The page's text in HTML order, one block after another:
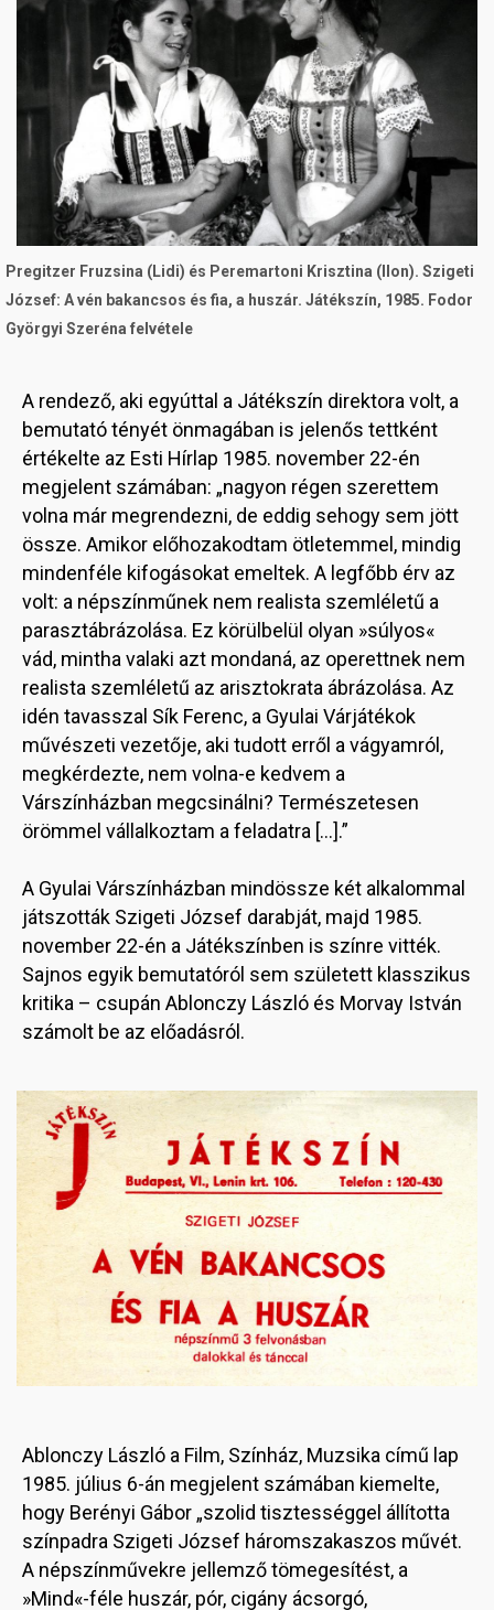
Pregitzer Fruzsina (Lidi) és Peremartoni Krisztina (Ilon). Szigeti
József: A vén bakancsos és fia, a huszár. Játékszín, 1985. Fodor
Györgyi Szeréna felvétele
A rendező, aki egyúttal a Játékszín direktora volt, a
bemutató tényét önmagában is jelenős tettként
értékelte az Esti Hírlap 1985. november 22-én
megjelent számában: „nagyon régen szerettem
volna már megrendezni, de eddig sehogy sem jött
össze. Amikor előhozakodtam ötletemmel, mindig
mindenféle kifogásokat emeltek. A legfőbb érv az
volt: a népszínműnek nem realista szemléletű a
parasztábrázolása. Ez körülbelül olyan »súlyos«
vád, mintha valaki azt mondaná, az operettnek nem
realista szemléletű az arisztokrata ábrázolása. Az
idén tavasszal Sík Ferenc, a Gyulai Várjátékok
művészeti vezetője, aki tudott erről a vágyamról,
megkérdezte, nem volna-e kedvem a
Várszínházban megcsinálni? Természetesen
örömmel vállalkoztam a feladatra […].”
A Gyulai Várszínházban mindössze két alkalommal
játszották Szigeti József darabját, majd 1985.
november 22-én a Játékszínben is színre vitték.
Sajnos egyik bemutatóról sem született klasszikus
kritika – csupán Ablonczy László és Morvay István
számolt be az előadásról.
Image
Ablonczy László a Film, Színház, Muzsika című lap
1985. július 6-án megjelent számában kiemelte,
hogy Berényi Gábor „szolid tisztességgel állította
színpadra Szigeti József háromszakaszos művét.
A népszínművekre jellemző tömegesítést, a
»Mind«-féle huszár, pór, cigány ácsorgó,